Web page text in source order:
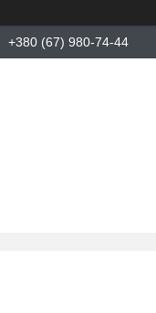
+380 (67) 980-74-44